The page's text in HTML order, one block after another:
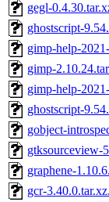
gegl-
ghostscript-
gimp-help-
gimp-
gimp-help-
ghostscript-
gobject-
gtksourceview-
graphene-
gcr-